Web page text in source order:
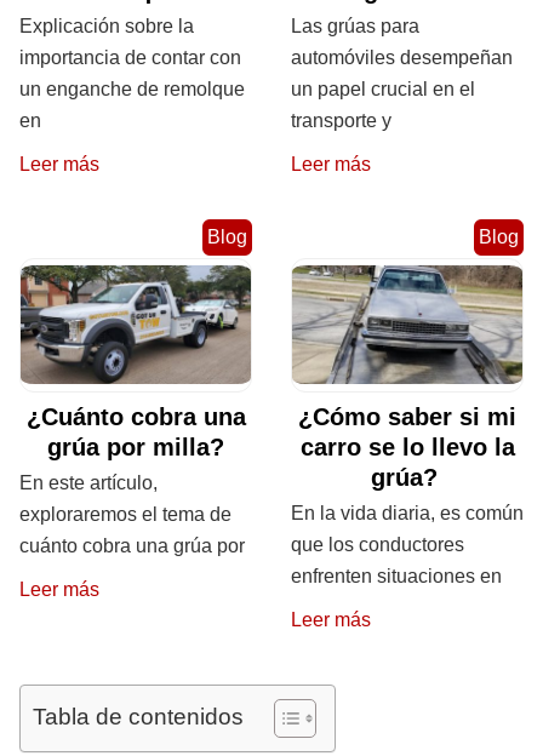
Explicación sobre la
importancia de contar con
un enganche de remolque
en
Leer más
Las grúas para
automóviles desempeñan
un papel crucial en el
transporte y
Leer más
Blog
¿Cuánto cobra una
grúa por milla?
En este artículo,
exploraremos el tema de
cuánto cobra una grúa por
Leer más
Blog
¿Cómo saber si mi
carro se lo llevo la
grúa?
En la vida diaria, es común
que los conductores
enfrenten situaciones en
Leer más
Tabla de contenidos